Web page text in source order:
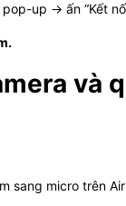
up → ấn “Kết
và
sang micro trên